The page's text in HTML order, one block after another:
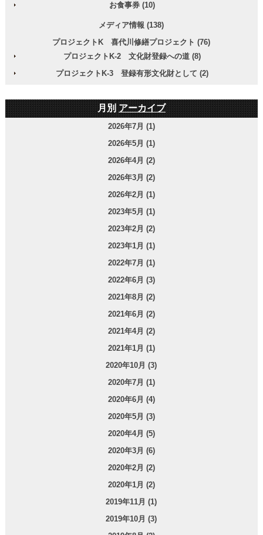
お食事券 (10)
メディア情報 (138)
プロジェクトK 喜代川修繕プロジェクト (76)
プロジェクトK-2 文化財登録への道 (8)
プロジェクトK-3 登録有形文化財として (2)
月別アーカイブ
2026年7月 (1)
2026年5月 (1)
2026年4月 (2)
2026年3月 (2)
2026年2月 (1)
2023年5月 (1)
2023年2月 (2)
2023年1月 (1)
2022年7月 (1)
2022年6月 (3)
2021年8月 (2)
2021年6月 (2)
2021年4月 (2)
2021年1月 (1)
2020年10月 (3)
2020年7月 (1)
2020年6月 (4)
2020年5月 (3)
2020年4月 (5)
2020年3月 (6)
2020年2月 (2)
2020年1月 (2)
2019年11月 (1)
2019年10月 (3)